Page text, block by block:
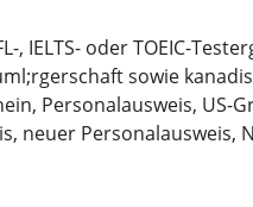
, IELTS- oder TOEIC-
sowie
Personalausweis, US-
neuer Personalausweis,